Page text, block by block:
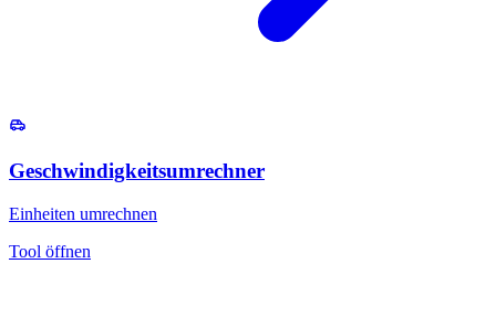
Geschwindigkeitsumrechner
Einheiten umrechnen
Tool öffnen